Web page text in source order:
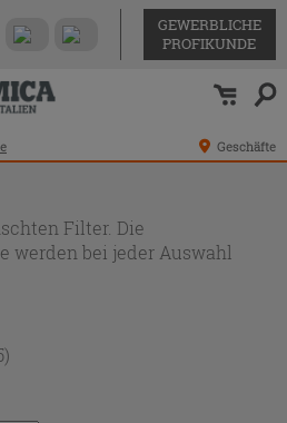
GEWERBLICHE
PROFIKUNDE
Geschäfte
Filter. Die
werden bei jeder Auswahl
)